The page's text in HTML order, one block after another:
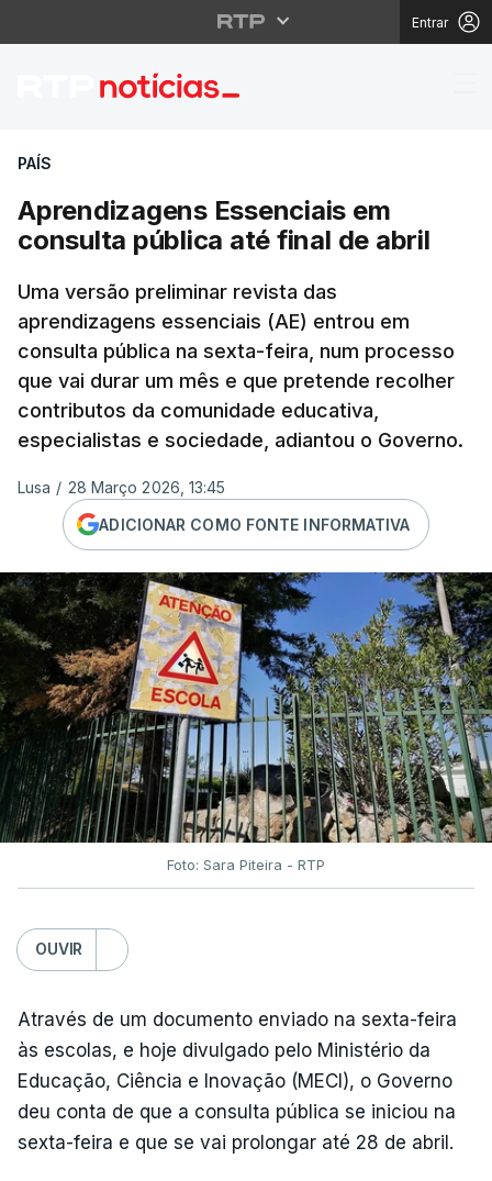
Entrar
Aprendizagens
PAÍS
Aprendizagens Essenciais em
consulta pública até final de abril
Uma versão preliminar revista das
aprendizagens essenciais (AE) entrou em
consulta pública na sexta-feira, num processo
que vai durar um mês e que pretende recolher
contributos da comunidade educativa,
especialistas e sociedade, adiantou o Governo.
Lusa / 28 Março 2026, 13:45
ADICIONAR COMO FONTE INFORMATIVA
Foto: Sara Piteira - RTP
OUVIR
Através de um documento enviado na sexta-feira
às escolas, e hoje divulgado pelo Ministério da
Educação, Ciência e Inovação (MECI), o Governo
deu conta de que a consulta pública se iniciou na
sexta-feira e que se vai prolongar até 28 de abril.